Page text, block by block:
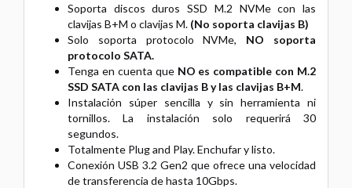
Soporta discos duros SSD M.2 NVMe con las
clavijas B+M o clavijas M. (No soporta clavijas B)
Solo soporta protocolo NVMe, NO soporta
protocolo SATA.
Tenga en cuenta que NO es compatible con M.2
SSD SATA con las clavijas B y las clavijas B+M.
Instalación súper sencilla y sin herramienta ni
tornillos. La instalación solo requerirá 30
segundos.
Totalmente Plug and Play. Enchufar y listo.
Conexión USB 3.2 Gen2 que ofrece una velocidad
de transferencia de hasta 10Gbps.